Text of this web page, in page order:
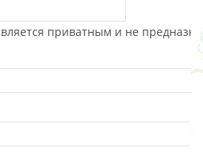
приватным и не